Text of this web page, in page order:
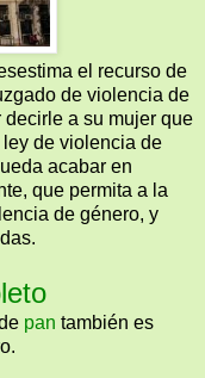
el recurso de
de violencia de
a su mujer que
de violencia de
acabar en
que permita a la
de género, y
pan también es